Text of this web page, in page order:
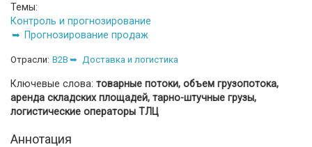
Темы:
Контроль и прогнозирование
Прогнозирование продаж
Отрасли: B2B Доставка и логистика
Ключевые слова: товарные потоки, объем грузопотока,
аренда складских площадей, тарно-штучные грузы,
логистические операторы ТЛЦ
Аннотация